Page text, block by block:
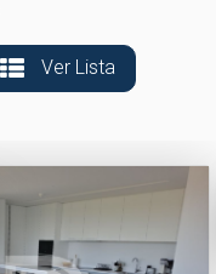
Ver Lista